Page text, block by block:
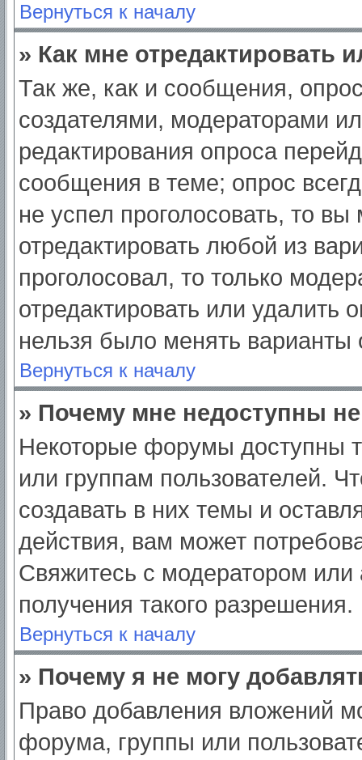
Вернуться к началу
» Как мне отредактировать
Так же, как и сообщения,
создателями, модераторами
редактирования опроса
сообщения в теме; опрос
не успел проголосовать, то
отредактировать любой из
проголосовал, то только
отредактировать или удалить
нельзя было менять варианты
Вернуться к началу
» Почему мне недоступны
Некоторые форумы доступны
или группам пользователей.
создавать в них темы и
действия, вам может
Свяжитесь с модератором
получения такого разрешения.
Вернуться к началу
» Почему я не могу
Право добавления вложений
форума, группы или